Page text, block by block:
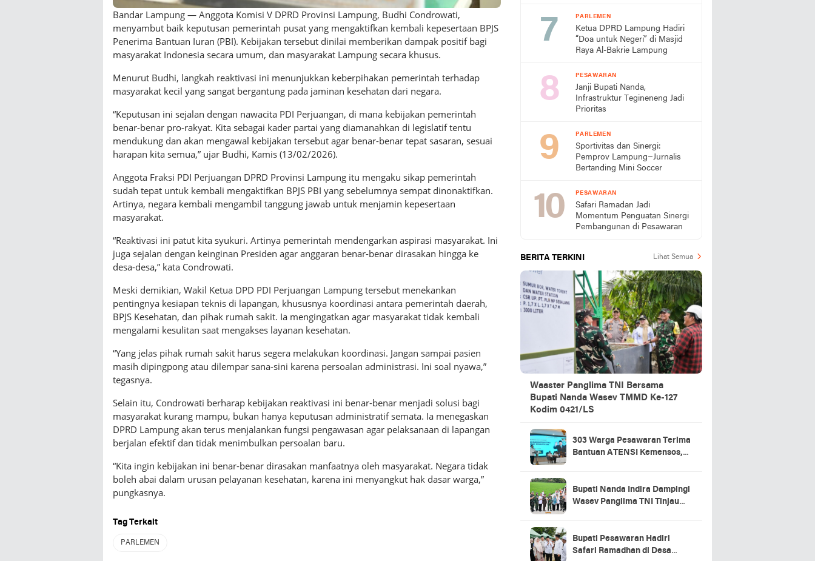
Bandar Lampung — Anggota Komisi V DPRD Provinsi Lampung, Budhi Condrowati,
menyambut baik keputusan pemerintah pusat yang mengaktifkan kembali kepesertaan BPJS
Penerima Bantuan Iuran (PBI). Kebijakan tersebut dinilai memberikan dampak positif bagi
masyarakat Indonesia secara umum, dan masyarakat Lampung secara khusus.
Menurut Budhi, langkah reaktivasi ini menunjukkan keberpihakan pemerintah terhadap
masyarakat kecil yang sangat bergantung pada jaminan kesehatan dari negara.
“Keputusan ini sejalan dengan nawacita PDI Perjuangan, di mana kebijakan pemerintah
benar-benar pro-rakyat. Kita sebagai kader partai yang diamanahkan di legislatif tentu
mendukung dan akan mengawal kebijakan tersebut agar benar-benar tepat sasaran, sesuai
harapan kita semua,” ujar Budhi, Kamis (13/02/2026).
Anggota Fraksi PDI Perjuangan DPRD Provinsi Lampung itu mengaku sikap pemerintah
sudah tepat untuk kembali mengaktifkan BPJS PBI yang sebelumnya sempat dinonaktifkan.
Artinya, negara kembali mengambil tanggung jawab untuk menjamin kepesertaan
masyarakat.
“Reaktivasi ini patut kita syukuri. Artinya pemerintah mendengarkan aspirasi masyarakat. Ini
juga sejalan dengan keinginan Presiden agar anggaran benar-benar dirasakan hingga ke
desa-desa,” kata Condrowati.
Meski demikian, Wakil Ketua DPD PDI Perjuangan Lampung tersebut menekankan
pentingnya kesiapan teknis di lapangan, khususnya koordinasi antara pemerintah daerah,
BPJS Kesehatan, dan pihak rumah sakit. Ia mengingatkan agar masyarakat tidak kembali
mengalami kesulitan saat mengakses layanan kesehatan.
“Yang jelas pihak rumah sakit harus segera melakukan koordinasi. Jangan sampai pasien
masih dipingpong atau dilempar sana-sini karena persoalan administrasi. Ini soal nyawa,”
tegasnya.
Selain itu, Condrowati berharap kebijakan reaktivasi ini benar-benar menjadi solusi bagi
masyarakat kurang mampu, bukan hanya keputusan administratif semata. Ia menegaskan
DPRD Lampung akan terus menjalankan fungsi pengawasan agar pelaksanaan di lapangan
berjalan efektif dan tidak menimbulkan persoalan baru.
“Kita ingin kebijakan ini benar-benar dirasakan manfaatnya oleh masyarakat. Negara tidak
boleh abai dalam urusan pelayanan kesehatan, karena ini menyangkut hak dasar warga,”
pungkasnya.
Tag Terkait
PARLEMEN
PARLEMEN
Ketua DPRD Lampung Hadiri
“Doa untuk Negeri” di Masjid
Raya Al-Bakrie Lampung
PESAWARAN
Janji Bupati Nanda,
Infrastruktur Tegineneng Jadi
Prioritas
PARLEMEN
Sportivitas dan Sinergi:
Pemprov Lampung–Jurnalis
Bertanding Mini Soccer
PESAWARAN
Safari Ramadan Jadi
Momentum Penguatan Sinergi
Pembangunan di Pesawaran
BERITA TERKINI Lihat Semua
Waaster Panglima TNI Bersama
Bupati Nanda Wasev TMMD Ke-127
Kodim 0421/LS
303 Warga Pesawaran Terima
Bantuan ATENSI Kemensos,
Bupati Nanda Indira Dampingi
Wasev Panglima TNI Tinjau
Bupati Pesawaran Hadiri
Safari Ramadhan di Desa